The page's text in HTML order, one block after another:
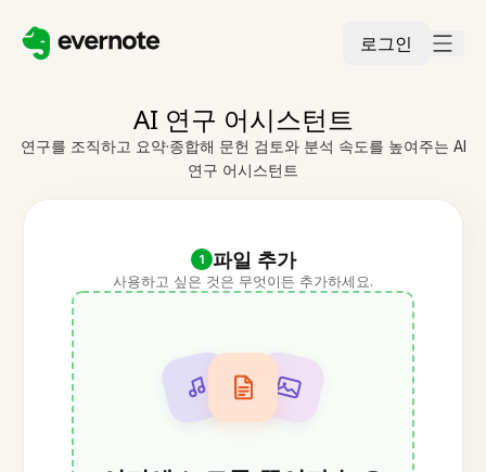
로그인
AI 연구 어시스턴트
연구를 조직하고 요약·종합해 문헌 검토와 분석 속도를 높여주는 AI
연구 어시스턴트
1 파일 추가
사용하고 싶은 것은 무엇이든 추가하세요.